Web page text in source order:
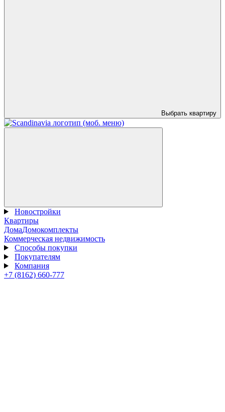
Выбрать квартиру
Новостройки
Квартиры
ДомаДомокомплекты
Коммерческая недвижимость
Способы покупки
Покупателям
Компания
+7 (8162) 660-777